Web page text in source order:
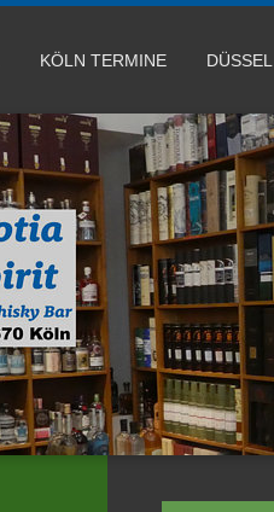
KÖLN TERMINE